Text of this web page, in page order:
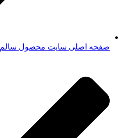
صفحه اصلی سایت محصول سالم